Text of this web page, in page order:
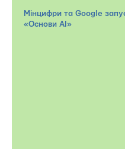
Мінцифри та Google
«Основи АІ»